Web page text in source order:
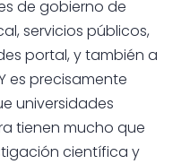
de gobierno de
servicios públicos,
portal, y también a
es precisamente
universidades
tienen mucho que
científica y